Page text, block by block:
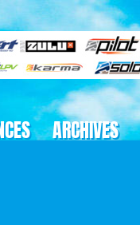
ARCHIVES